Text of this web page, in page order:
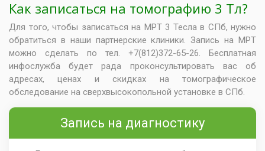
Как записаться на томографию 3 Тл?
Для того, чтобы записаться на МРТ 3 Тесла в СПб, нужно
обратиться в наши партнерские клиники. Запись на МРТ
можно сделать по тел. +7(812)372-65-26. Бесплатная
инфослужба будет рада проконсультировать вас об
адресах, ценах и скидках на томографическое
обследование на сверхвысокопольной установке в СПб.
Запись на диагностику